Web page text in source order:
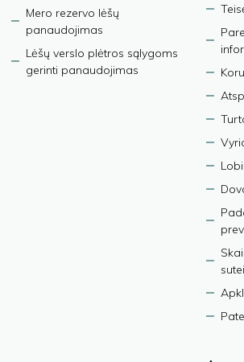
Mero rezervo lėšų
panaudojimas
Lėšų verslo plėtros sąlygoms
gerinti panaudojimas